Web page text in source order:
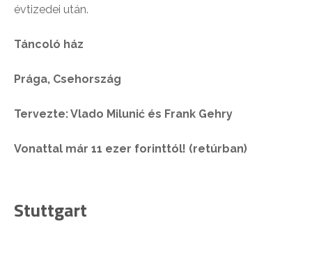
évtizedei után.
Táncoló ház
Prága, Csehország
Tervezte: Vlado Milunić és Frank Gehry
Vonattal már 11 ezer forinttól! (retúrban)
Stuttgart